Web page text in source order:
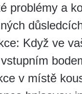
problémy a
Když ve
v místě